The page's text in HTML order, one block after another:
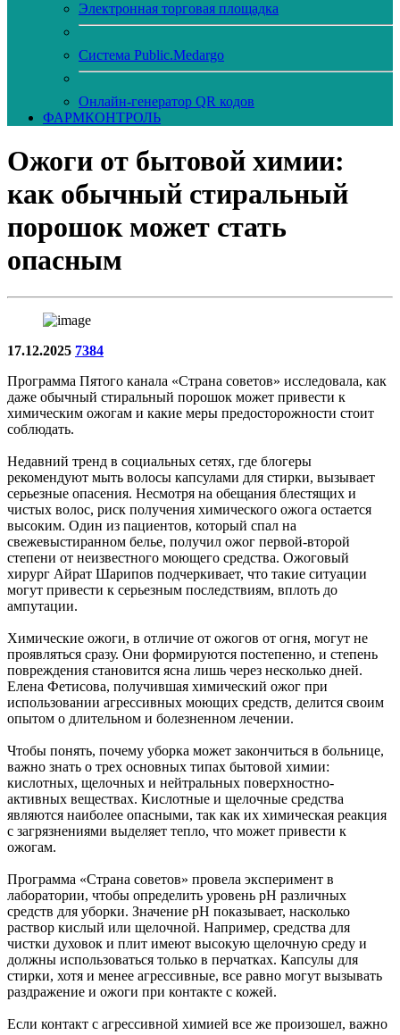
Электронная торговая площадка
Система Public.Medargo
Онлайн-генератор QR кодов
ФАРМКОНТРОЛЬ
Ожоги от бытовой химии:
как обычный стиральный
порошок может стать
опасным
17.12.2025 7384
Программа Пятого канала «Страна советов» исследовала, как
даже обычный стиральный порошок может привести к
химическим ожогам и какие меры предосторожности стоит
соблюдать.
Недавний тренд в социальных сетях, где блогеры
рекомендуют мыть волосы капсулами для стирки, вызывает
серьезные опасения. Несмотря на обещания блестящих и
чистых волос, риск получения химического ожога остается
высоким. Один из пациентов, который спал на
свежевыстиранном белье, получил ожог первой-второй
степени от неизвестного моющего средства. Ожоговый
хирург Айрат Шарипов подчеркивает, что такие ситуации
могут привести к серьезным последствиям, вплоть до
ампутации.
Химические ожоги, в отличие от ожогов от огня, могут не
проявляться сразу. Они формируются постепенно, и степень
повреждения становится ясна лишь через несколько дней.
Елена Фетисова, получившая химический ожог при
использовании агрессивных моющих средств, делится своим
опытом о длительном и болезненном лечении.
Чтобы понять, почему уборка может закончиться в больнице,
важно знать о трех основных типах бытовой химии:
кислотных, щелочных и нейтральных поверхностно-
активных веществах. Кислотные и щелочные средства
являются наиболее опасными, так как их химическая реакция
с загрязнениями выделяет тепло, что может привести к
ожогам.
Программа «Страна советов» провела эксперимент в
лаборатории, чтобы определить уровень pH различных
средств для уборки. Значение pH показывает, насколько
раствор кислый или щелочной. Например, средства для
чистки духовок и плит имеют высокую щелочную среду и
должны использоваться только в перчатках. Капсулы для
стирки, хотя и менее агрессивные, все равно могут вызывать
раздражение и ожоги при контакте с кожей.
Если контакт с агрессивной химией все же произошел, важно